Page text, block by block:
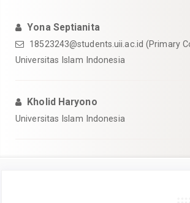
Yona Septianita
18523243@students.uii.ac.id (Primary
Universitas Islam Indonesia
Kholid Haryono
Universitas Islam Indonesia